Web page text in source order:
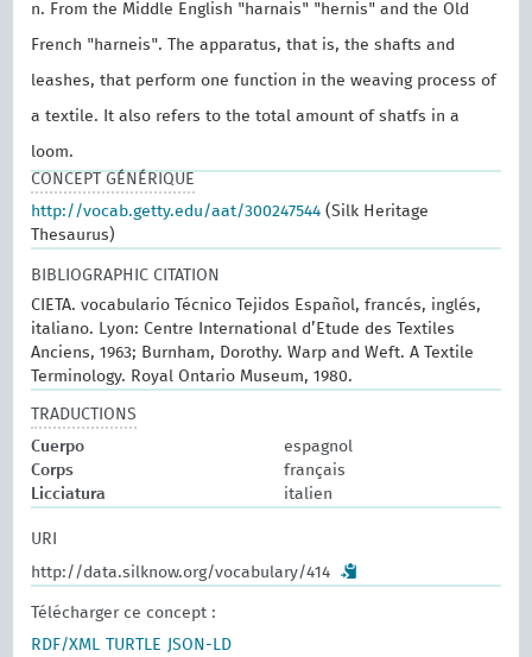
n. From the Middle English "harnais" "hernis" and the Old
French "harneis". The apparatus, that is, the shafts and
leashes, that perform one function in the weaving process of
a textile. It also refers to the total amount of shatfs in a
loom.
CONCEPT GÉNÉRIQUE
http://vocab.getty.edu/aat/300247544 (Silk Heritage
Thesaurus)
BIBLIOGRAPHIC CITATION
CIETA. vocabulario Técnico Tejidos Español, francés, inglés,
italiano. Lyon: Centre International d’Etude des Textiles
Anciens, 1963; Burnham, Dorothy. Warp and Weft. A Textile
Terminology. Royal Ontario Museum, 1980.
TRADUCTIONS
Cuerpo
espagnol
Corps
français
Licciatura
italien
URI
http://data.silknow.org/vocabulary/414
Télécharger ce concept :
RDF/XML
TURTLE JSON-LD